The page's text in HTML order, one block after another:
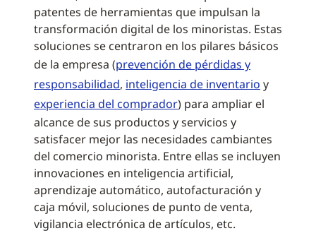
patentes de herramientas que impulsan la
transformación digital de los minoristas. Estas
soluciones se centraron en los pilares básicos
de la empresa (prevención de pérdidas y
responsabilidad, inteligencia de inventario y
experiencia del comprador) para ampliar el
alcance de sus productos y servicios y
satisfacer mejor las necesidades cambiantes
del comercio minorista. Entre ellas se incluyen
innovaciones en inteligencia artificial,
aprendizaje automático, autofacturación y
caja móvil, soluciones de punto de venta,
vigilancia electrónica de artículos, etc.